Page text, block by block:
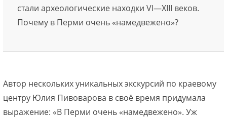
стали археологические находки VI—XIII веков.
Почему в Перми очень «намедвежено»?
Автор нескольких уникальных экскурсий по краевому
центру Юлия Пивоварова в своё время придумала
выражение: «В Перми очень «намедвежено». Уж